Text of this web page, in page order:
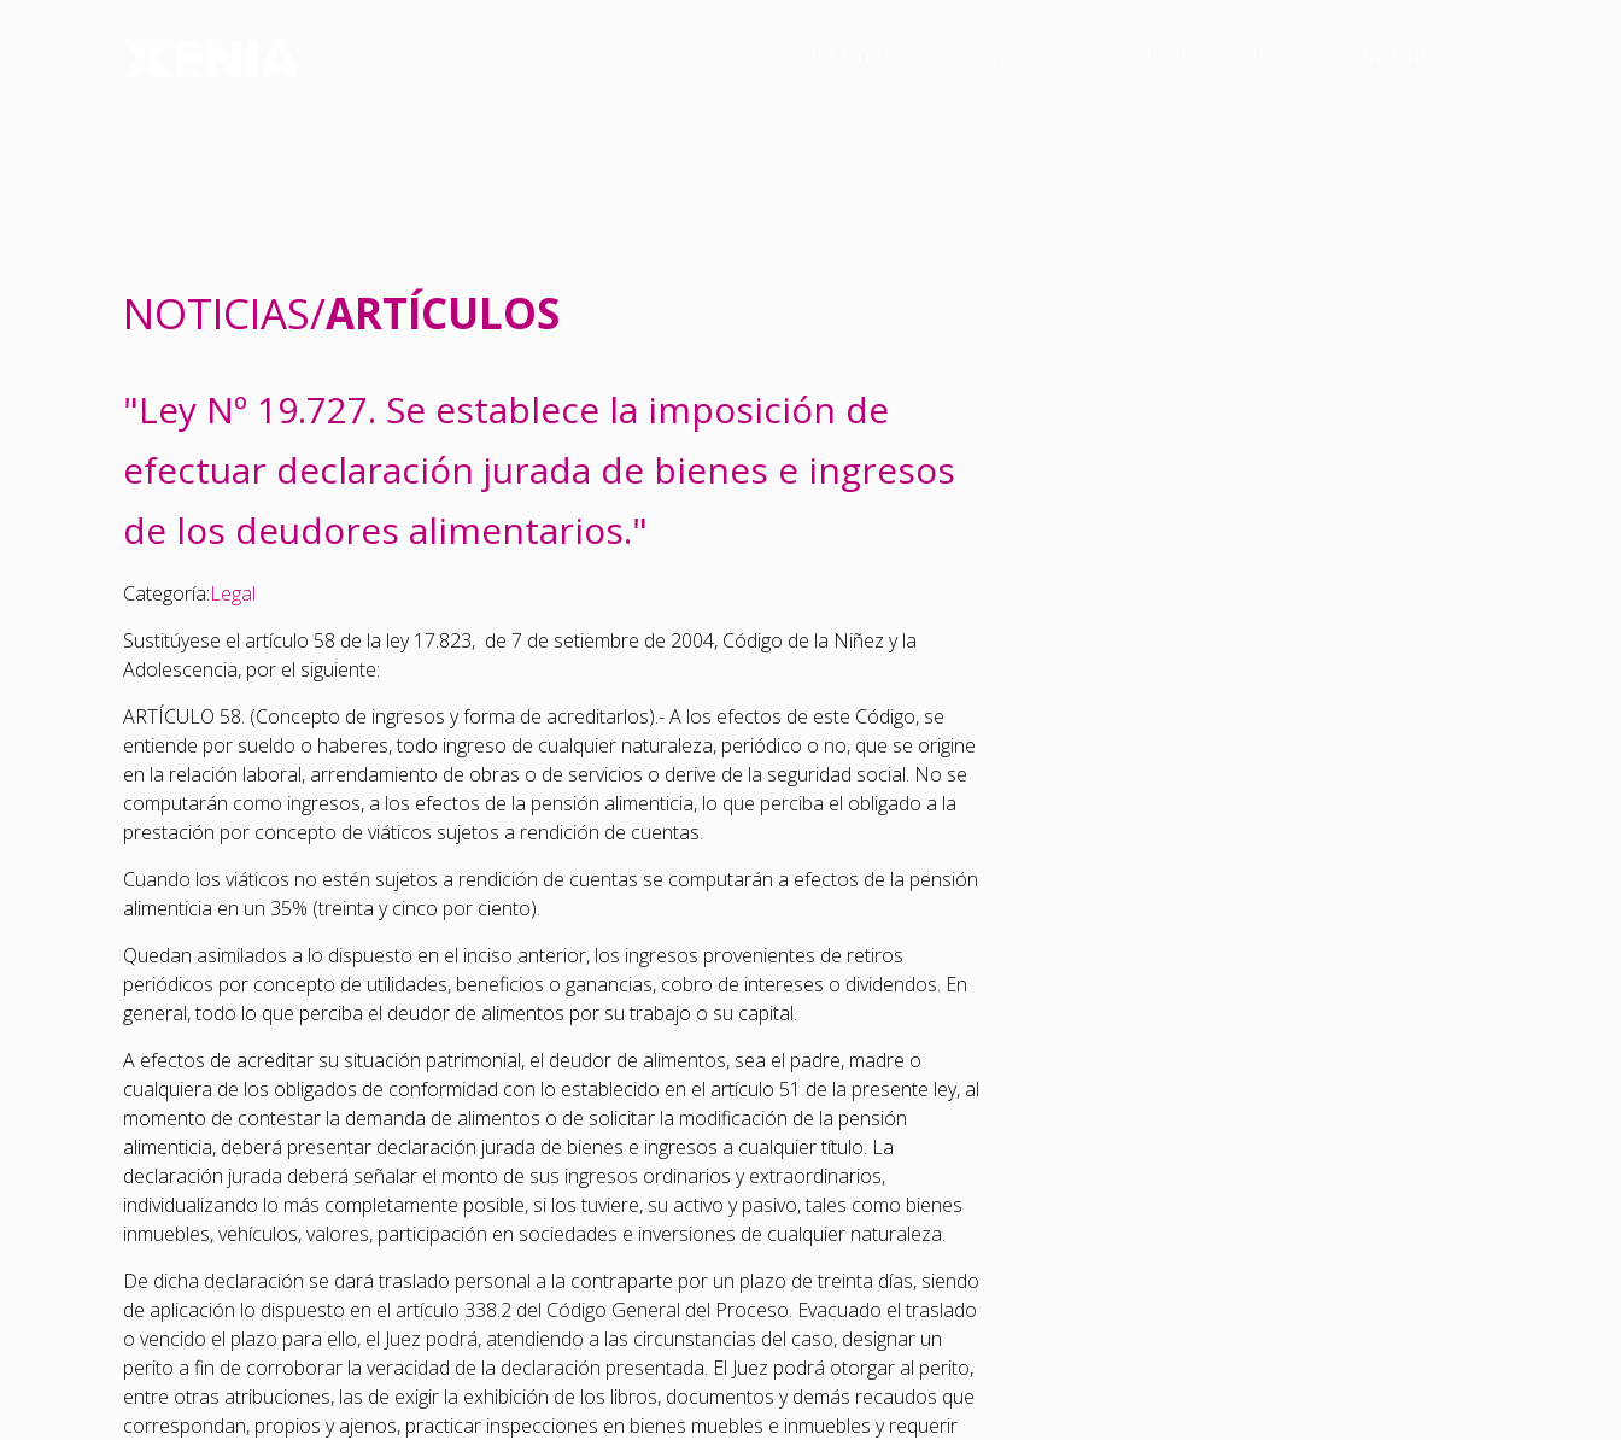
NOTICIAS/ARTÍCULOS
"Ley Nº 19.727. Se establece la imposición de
efectuar declaración jurada de bienes e ingresos
de los deudores alimentarios."
Categoría:Legal
Sustitúyese el artículo 58 de la ley 17.823, de 7 de setiembre de 2004, Código de la Niñez y la
Adolescencia, por el siguiente:
ARTÍCULO 58. (Concepto de ingresos y forma de acreditarlos).- A los efectos de este Código, se
entiende por sueldo o haberes, todo ingreso de cualquier naturaleza, periódico o no, que se origine
en la relación laboral, arrendamiento de obras o de servicios o derive de la seguridad social. No se
computarán como ingresos, a los efectos de la pensión alimenticia, lo que perciba el obligado a la
prestación por concepto de viáticos sujetos a rendición de cuentas.
Cuando los viáticos no estén sujetos a rendición de cuentas se computarán a efectos de la pensión
alimenticia en un 35% (treinta y cinco por ciento).
Quedan asimilados a lo dispuesto en el inciso anterior, los ingresos provenientes de retiros
periódicos por concepto de utilidades, beneficios o ganancias, cobro de intereses o dividendos. En
general, todo lo que perciba el deudor de alimentos por su trabajo o su capital.
A efectos de acreditar su situación patrimonial, el deudor de alimentos, sea el padre, madre o
cualquiera de los obligados de conformidad con lo establecido en el artículo 51 de la presente ley, al
momento de contestar la demanda de alimentos o de solicitar la modificación de la pensión
alimenticia, deberá presentar declaración jurada de bienes e ingresos a cualquier título. La
declaración jurada deberá señalar el monto de sus ingresos ordinarios y extraordinarios,
individualizando lo más completamente posible, si los tuviere, su activo y pasivo, tales como bienes
inmuebles, vehículos, valores, participación en sociedades e inversiones de cualquier naturaleza.
De dicha declaración se dará traslado personal a la contraparte por un plazo de treinta días, siendo
de aplicación lo dispuesto en el artículo 338.2 del Código General del Proceso. Evacuado el traslado
o vencido el plazo para ello, el Juez podrá, atendiendo a las circunstancias del caso, designar un
perito a fin de corroborar la veracidad de la declaración presentada. El Juez podrá otorgar al perito,
entre otras atribuciones, las de exigir la exhibición de los libros, documentos y demás recaudos que
correspondan, propios y ajenos, practicar inspecciones en bienes muebles e inmuebles y requerir